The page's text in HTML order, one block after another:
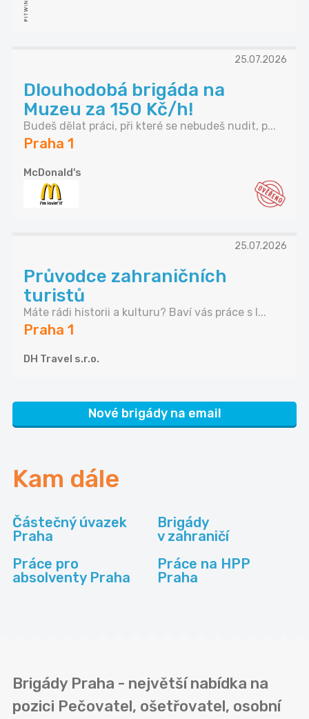
25.07.2026
Dlouhodobá brigáda na
Muzeu za 150 Kč/h!
Budeš dělat práci, při které se nebudeš nudit, p...
Praha 1
McDonald's
25.07.2026
Průvodce zahraničních
turistů
Máte rádi historii a kulturu? Baví vás práce s l...
Praha 1
DH Travel s.r.o.
Nové brigády na email
Kam dále
Částečný úvazek
Praha
Brigády
v zahraničí
Práce pro
absolventy Praha
Práce na HPP
Praha
Brigády Praha - největší nabídka na
pozici Pečovatel, ošetřovatel, osobní